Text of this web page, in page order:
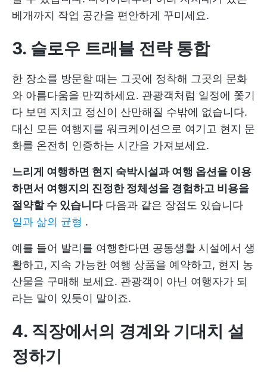
베개까지 작업 공간을 편안하게 꾸미세요.
3. 슬로우 트래블 전략 통합
한 장소를 방문할 때는 그곳에 정착해 그곳의 문화
와 아름다움을 만끽하세요. 관광객처럼 일정에 쫓기
다 보면 지치고 정신이 산만해질 수밖에 없습니다.
대신 모든 여행지를 워크케이션으로 여기고 현지 문
화를 온전히 인증하는 시간을 가져보세요.
느리게 여행하면 현지 숙박시설과 여행 옵션을 이용
하면서 여행지의 진정한 정체성을 경험하고 비용을
절약할 수 있습니다다음과 같은 장점도 있습니다
일과 삶의 균형 .
예를 들어 발리를 여행한다면 공동생활 시설에서 생
활하고, 지속 가능한 여행 상품을 예약하고, 현지 농
산물을 구매해 보세요. 관광객이 아닌 여행자가 되
라는 말이 있듯이 말이죠.
4. 직장에서의 경계와 기대치 설
정하기